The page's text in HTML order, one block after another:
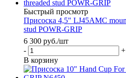
Быстрый просмотр
Присоска 4,5" LJ45AMC
stud POWR-GRIP
6 300 руб./шт
-
+
В корзину